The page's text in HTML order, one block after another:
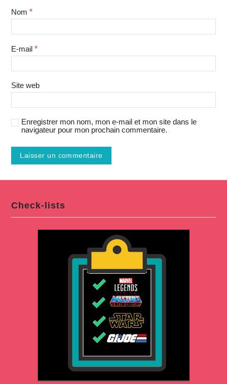
Nom *
E-mail *
Site web
Enregistrer mon nom, mon e-mail et mon site dans le
navigateur pour mon prochain commentaire.
Check-lists